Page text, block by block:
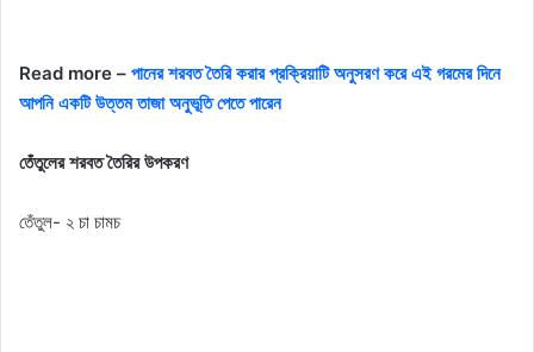
Read more – পানের শরবত তৈরি করার প্রক্রিয়াটি অনুসরণ করে এই গরমের দিনে
আপনি একটি উত্তম তাজা অনুভূতি পেতে পারেন
তেঁতুলের শরবত তৈরির উপকরণ
তেঁতুল- ২ চা চামচ